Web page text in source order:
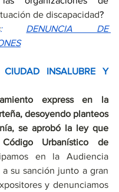
de discapacidad?
: DENUNCIA DE
INSALUBRE Y
express en la
desoyendo planteos
se aprobó la ley que
Urbanístico de
en la Audiencia
a su sanción junto a gran
y denunciamos